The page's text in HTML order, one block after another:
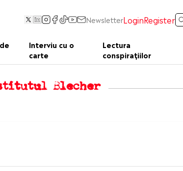
NewsletterLoginRegister
Interviu cu o
carte
Lectura
conspirațiilor
Blecher